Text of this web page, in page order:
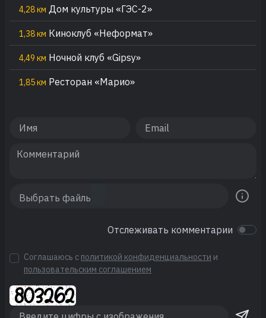
4,28 км Дом культуры «ГЭС-2»
1,38 км Киноклуб «Неформат»
4,49 км Ночной клуб «Gipsy»
1,85 км Ресторан «Марио»
Отслеживать комментарии
Соглашаюсь с политикой конфиденциальности и
пользовательским соглашением